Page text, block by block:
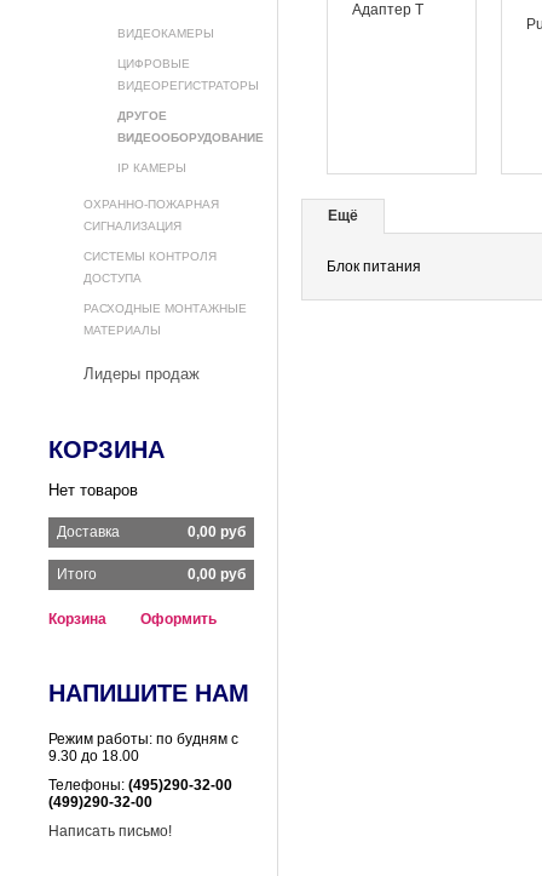
ВИДЕОКАМЕРЫ
ЦИФРОВЫЕ
ВИДЕОРЕГИСТРАТОРЫ
ДРУГОЕ
ВИДЕООБОРУДОВАНИЕ
IP КАМЕРЫ
ОХРАННО-ПОЖАРНАЯ
СИГНАЛИЗАЦИЯ
СИСТЕМЫ КОНТРОЛЯ
ДОСТУПА
РАСХОДНЫЕ МОНТАЖНЫЕ
МАТЕРИАЛЫ
Лидеры продаж
КОРЗИНА
Нет товаров
0,00 руб
Доставка
0,00 руб
Итого
Корзина Оформить
НАПИШИТЕ НАМ
Режим работы: по будням с
9.30 до 18.00
Телефоны: (495)290-32-00
(499)290-32-00
Написать письмо!
Адаптер Т
Ещё
Блок питания